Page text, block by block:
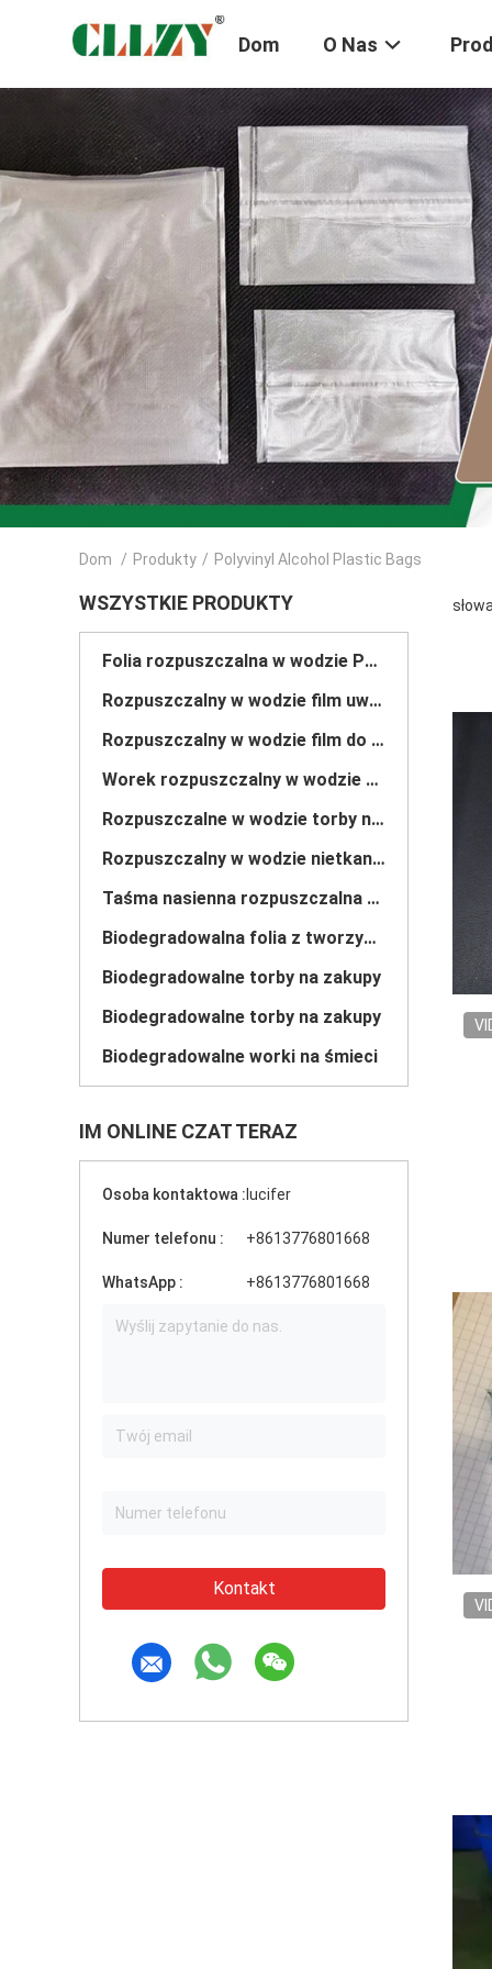
Dom O Nas
Dom / Produkty / Polyvinyl Alcohol Plastic Bags
WSZYSTKIE PRODUKTY
Folia rozpuszczalna w wodzie PVA
Rozpuszczalny w wodzie film uwalniający
Rozpuszczalny w wodzie film do haftowania
Worek rozpuszczalny w wodzie PVA
Rozpuszczalne w wodzie torby na pranie
Rozpuszczalny w wodzie nietkany materiał
Taśma nasienna rozpuszczalna w wodzie PVA
Biodegradowalna folia z tworzywa sztucznego
Biodegradowalne torby na zakupy
Biodegradowalne torby na zakupy
Biodegradowalne worki na śmieci
IM ONLINE CZAT TERAZ
Osoba kontaktowa : lucifer
Numer telefonu : +8613776801668
WhatsApp : +8613776801668
Kontakt